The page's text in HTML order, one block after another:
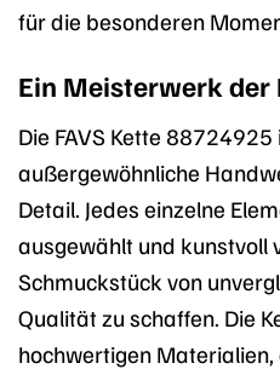
für die besonderen
Ein Meisterwerk
Die FAVS Kette
außergewöhnliche
Detail. Jedes einzelne
ausgewählt und kunstvoll
Schmuckstück von
Qualität zu schaffen. Die
hochwertigen